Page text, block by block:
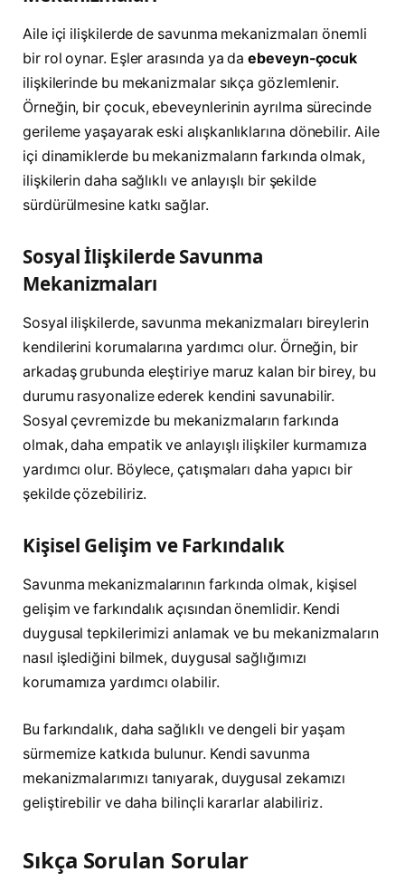
Aile içi ilişkilerde de savunma mekanizmaları önemli
bir rol oynar. Eşler arasında ya daebeveyn-çocuk
ilişkilerinde bu mekanizmalar sıkça gözlemlenir.
Örneğin, bir çocuk, ebeveynlerinin ayrılma sürecinde
gerileme yaşayarak eski alışkanlıklarına dönebilir. Aile
içi dinamiklerde bu mekanizmaların farkında olmak,
ilişkilerin daha sağlıklı ve anlayışlı bir şekilde
sürdürülmesine katkı sağlar.
Sosyal İlişkilerde Savunma
Mekanizmaları
Sosyal ilişkilerde, savunma mekanizmaları bireylerin
kendilerini korumalarına yardımcı olur. Örneğin, bir
arkadaş grubunda eleştiriye maruz kalan bir birey, bu
durumu rasyonalize ederek kendini savunabilir.
Sosyal çevremizde bu mekanizmaların farkında
olmak, daha empatik ve anlayışlı ilişkiler kurmamıza
yardımcı olur. Böylece, çatışmaları daha yapıcı bir
şekilde çözebiliriz.
Kişisel Gelişim ve Farkındalık
Savunma mekanizmalarının farkında olmak, kişisel
gelişim ve farkındalık açısından önemlidir. Kendi
duygusal tepkilerimizi anlamak ve bu mekanizmaların
nasıl işlediğini bilmek, duygusal sağlığımızı
korumamıza yardımcı olabilir.
Bu farkındalık, daha sağlıklı ve dengeli bir yaşam
sürmemize katkıda bulunur. Kendi savunma
mekanizmalarımızı tanıyarak, duygusal zekamızı
geliştirebilir ve daha bilinçli kararlar alabiliriz.
Sıkça Sorulan Sorular